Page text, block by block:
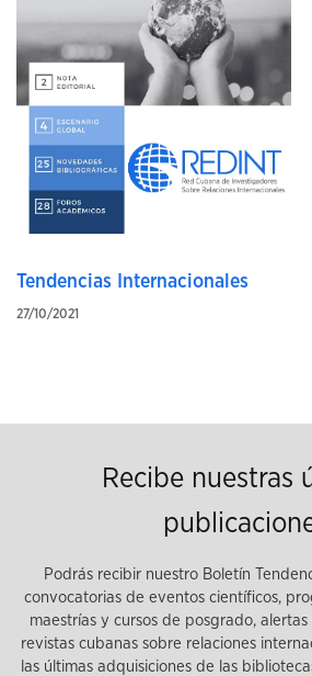
Tendencias Internacionales
27/10/2021
Recibe nuestras
Podrás recibir nuestro Boletín
convocatorias de eventos científicos,
maestrías y cursos de posgrado,
revistas cubanas sobre relaciones
las últimas adquisiciones de las